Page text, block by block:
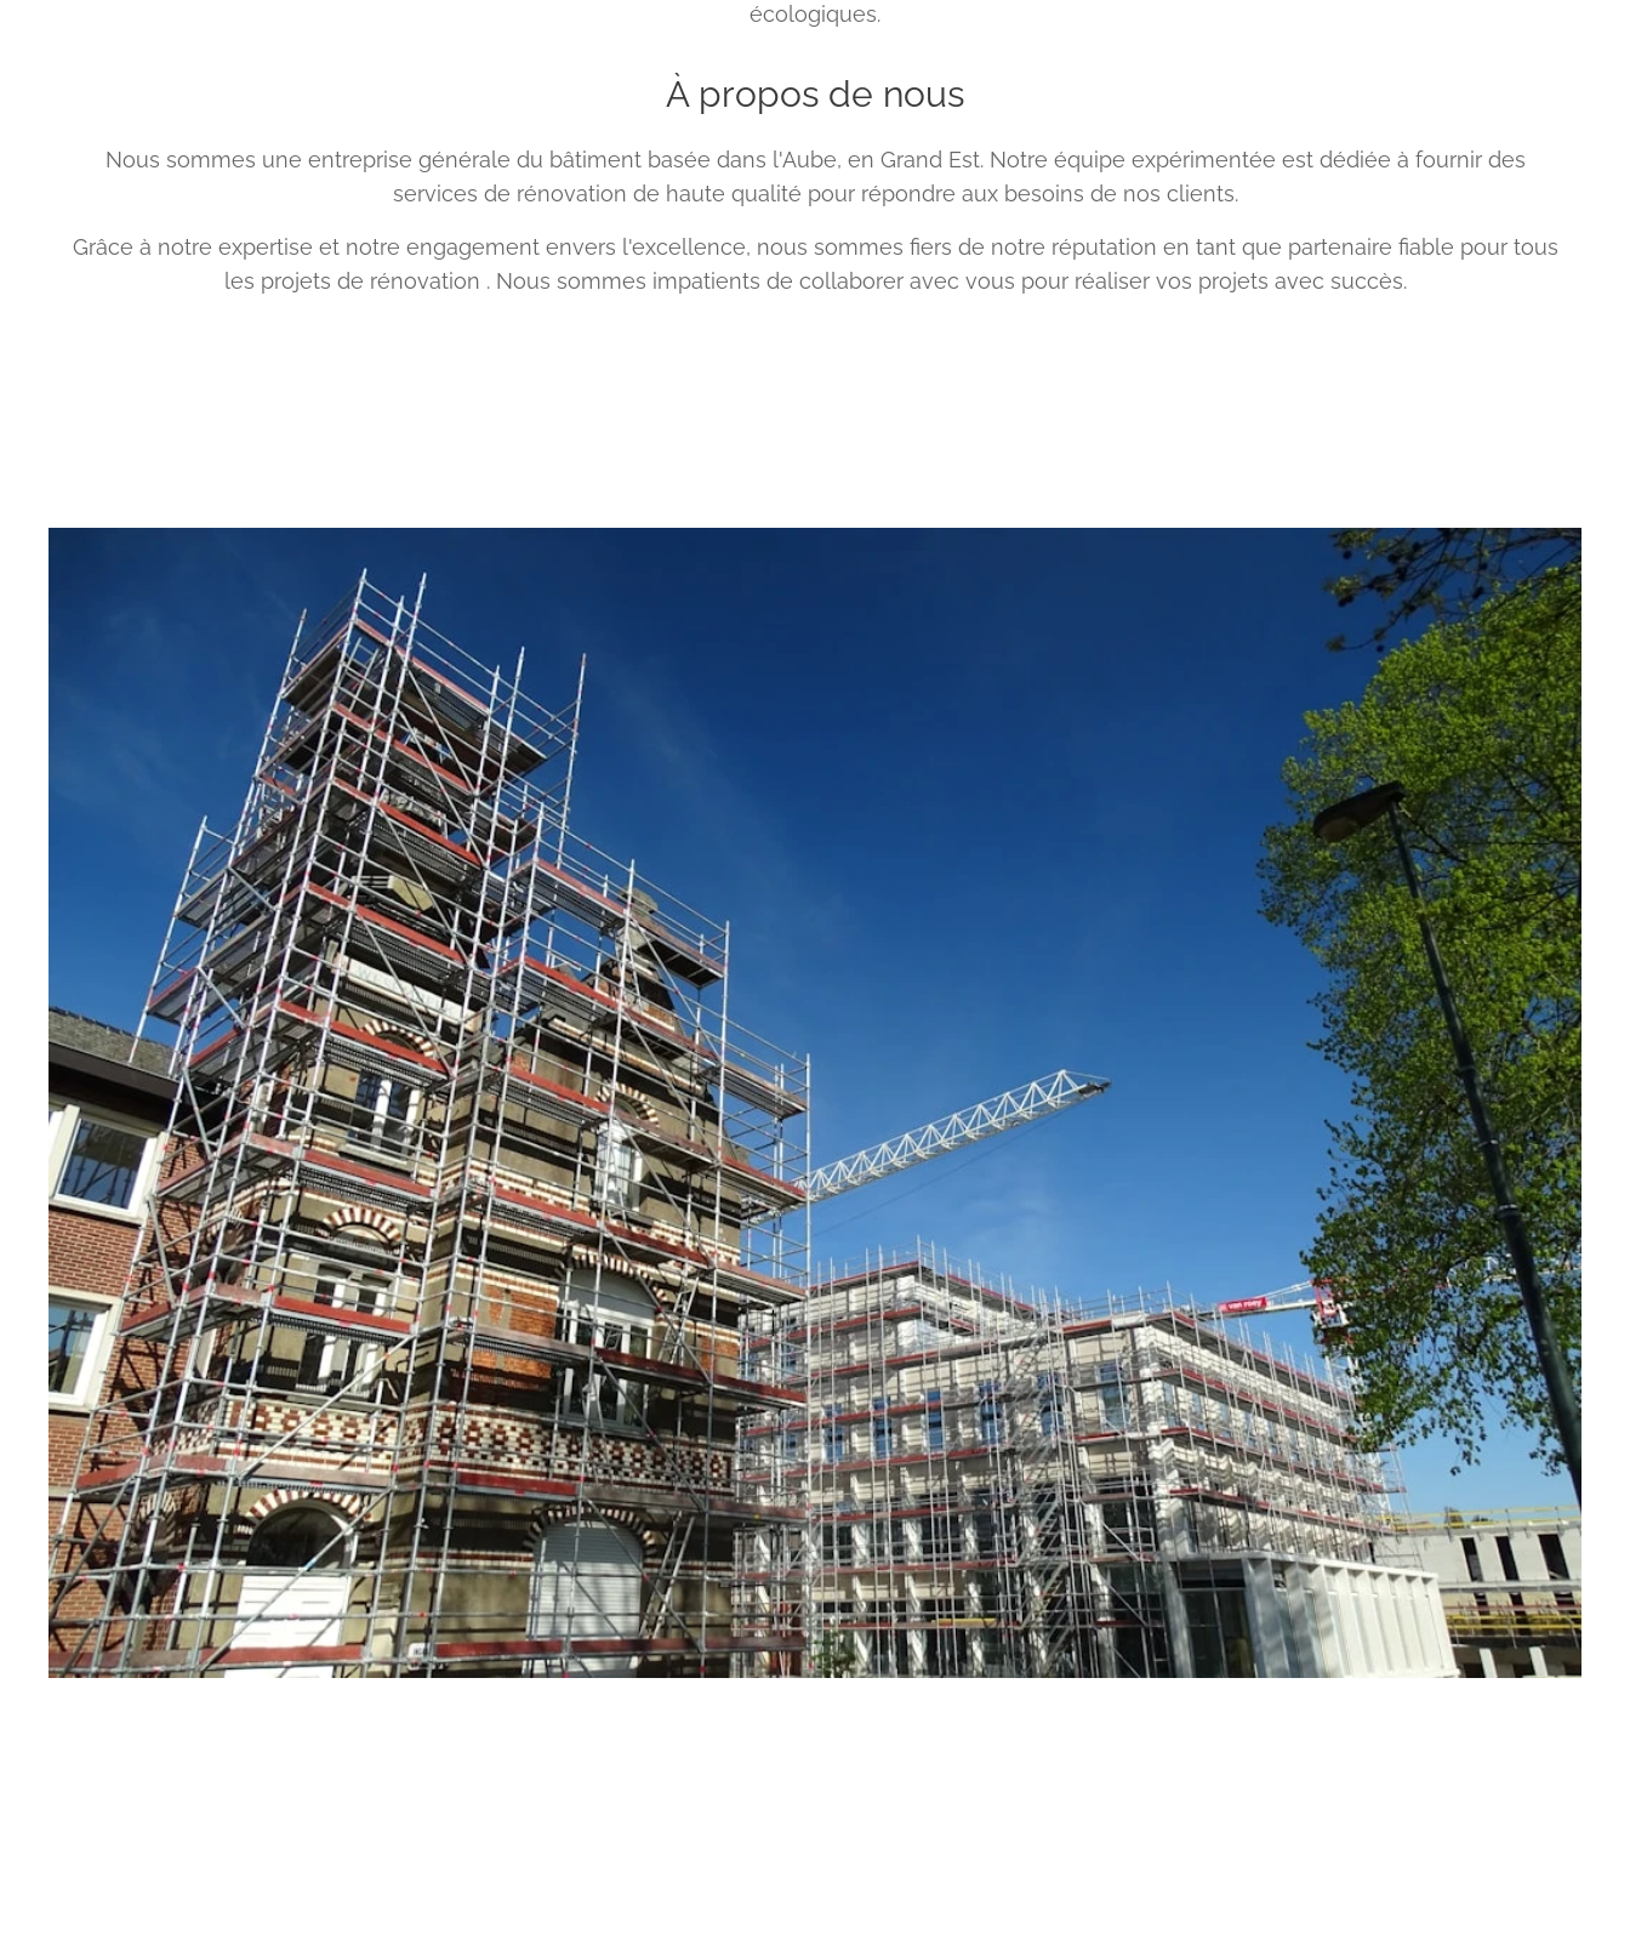
écologiques.
À propos de nous
Nous sommes une entreprise générale du bâtiment basée dans l'Aube, en Grand Est. Notre équipe expérimentée est dédiée à fournir des
services de rénovation de haute qualité pour répondre aux besoins de nos clients.
Grâce à notre expertise et notre engagement envers l'excellence, nous sommes fiers de notre réputation en tant que partenaire fiable pour tous
les projets de rénovation . Nous sommes impatients de collaborer avec vous pour réaliser vos projets avec succès.